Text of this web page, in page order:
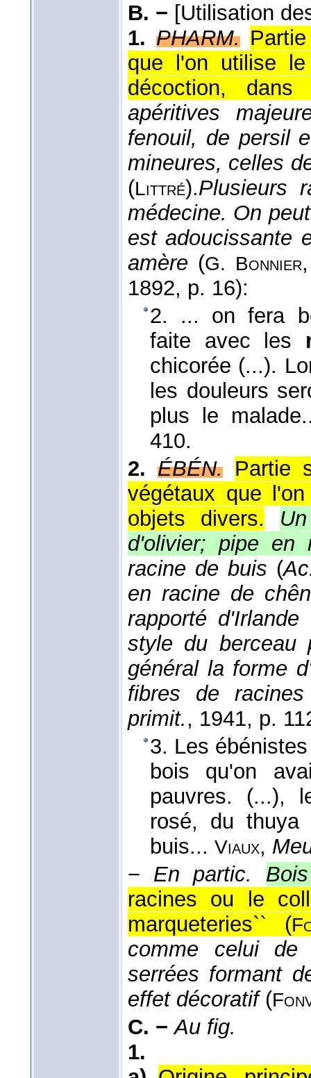
B. − [Utilisation
1. PHARM.
que l'on utilise
décoction, dans
apéritives
fenouil, de persil
mineures, celles
(Littré).Plusieurs
médecine. On
est adoucissante
amère (G. Bonnier
1892, p. 16):
2. ... on fera
faite avec les
chicorée (...).
les douleurs
plus le
410.
2. ÉBÉN. Partie
végétaux que
objets divers.
d'olivier; pipe en
racine de buis (
en racine de
rapporté d'Irlande
style du berceau
général la forme
fibres de
primit., 1941, p.
3. Les
bois qu'on
pauvres. (...),
rosé, du
buis... Viaux,
− En partic.
racines ou le
marqueteries`` (
comme celui de
serrées formant
effet décoratif(
C. − Au fig.
1.